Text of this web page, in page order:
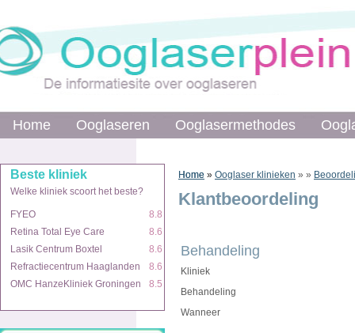
Home Ooglaseren Ooglasermethodes
Beste kliniek
Welke kliniek scoort het beste?
FYEO
8.8
Retina Total Eye Care
8.6
Lasik Centrum Boxtel
8.6
Refractiecentrum Haaglanden
8.6
OMC HanzeKliniek Groningen
8.5
Home »
Home Ooglaseren Ooglasermethodes
Beste kliniek
Welke kliniek scoort het beste?
FYEO
8.8
Retina Total Eye Care
8.6
Lasik Centrum Boxtel
8.6
Refractiecentrum Haaglanden
8.6
OMC HanzeKliniek Groningen
8.5
Home » Ooglaser klinieken » »
Klantbeoordeling
Behandeling
Kliniek
Behandeling
Wanneer